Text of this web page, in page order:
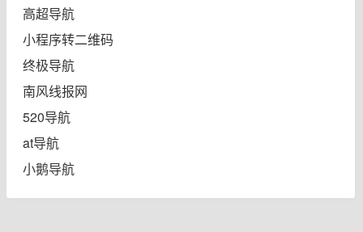
高超导航
小程序转二维码
终极导航
南风线报网
520导航
at导航
小鹅导航